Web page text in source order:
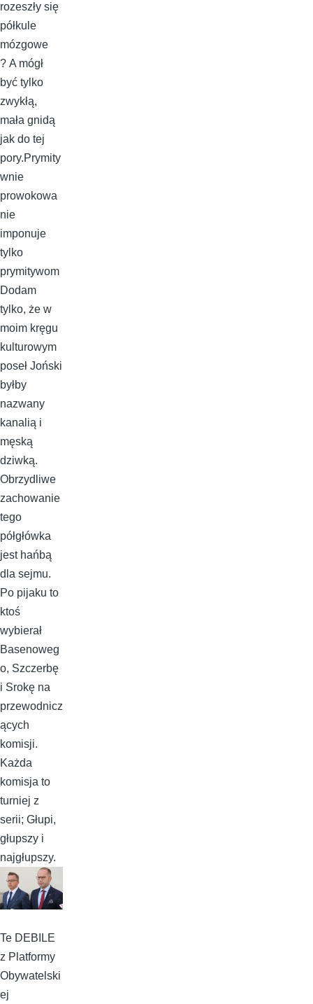
rozeszły się
półkule
mózgowe
? A mógł
być tylko
zwykłą,
mała gnidą
jak do tej
pory.Prymity
wnie
prowokowa
nie
imponuje
tylko
prymitywom
Dodam
tylko, że w
moim kręgu
kulturowym
poseł Joński
byłby
nazwany
kanalią i
męską
dziwką.
Obrzydliwe
zachowanie
tego
półgłówka
jest hańbą
dla sejmu.
Po pijaku to
ktoś
wybierał
Basenoweg
o, Szczerbę
i Srokę na
przewodnicz
ących
komisji.
Każda
komisja to
turniej z
serii; Głupi,
głupszy i
najgłupszy.
Te DEBILE
z Platformy
Obywatelski
ej